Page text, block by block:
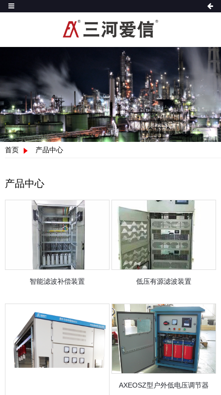
首页 产品中心
产品中心
智能滤波补偿装置 低压有源滤波装置
AXEOSZ型户外低电压调节器